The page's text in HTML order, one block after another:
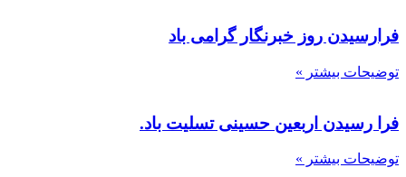
فرارسیدن روز خبرنگار گرامی باد
توضیحات بیشتر »
فرا رسیدن اربعین حسینی تسلیت باد.
توضیحات بیشتر »